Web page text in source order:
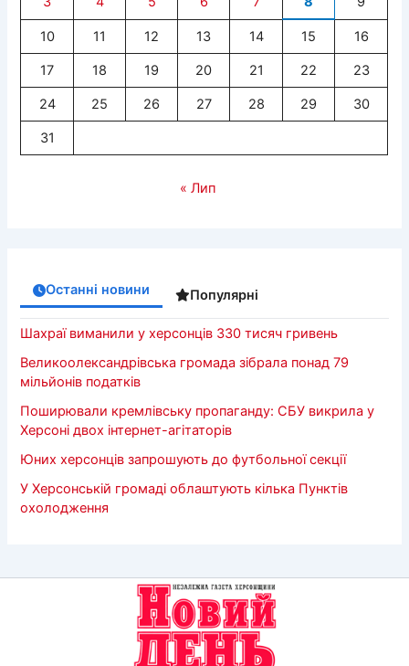
10 11 12 13 14 15 16
17 18 19 20 21 22 23
24 25 26 27 28 29 30
31
« Лип
Останні новини Популярні
Шахраї виманили у херсонців 330 тисяч гривень
Великоолександрівська громада зібрала понад 79
мільйонів податків
Поширювали кремлівську пропаганду: СБУ викрила у
Херсоні двох інтернет-агітаторів
Юних херсонців запрошують до футбольної секції
У Херсонській громаді облаштують кілька Пунктів
охолодження